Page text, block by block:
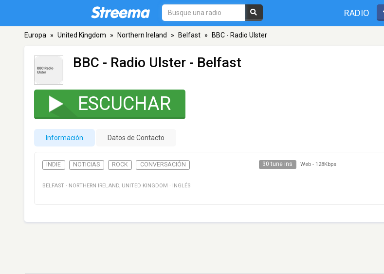
RADIO
Europa » United Kingdom » Northern Ireland » Belfast » BBC - Radio Ulster
BBC - Radio Ulster - Belfast
ESCUCHAR
Información Datos de Contacto
INDIE NOTICIAS ROCK CONVERSACIÓN 30 tune ins Web - 128Kbps
BELFAST · NORTHERN IRELAND, UNITED KINGDOM · INGLÉS